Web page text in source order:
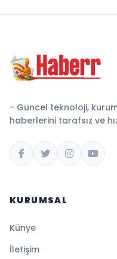
- Güncel teknoloji,
haberlerini tarafsız ve
KURUMSAL
Künye
İletişim